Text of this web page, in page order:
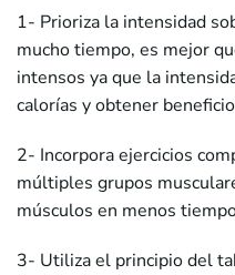
1- Prioriza la intensidad
mucho tiempo, es mejor
intensos ya que la
calorías y obtener
2- Incorpora ejercicios
múltiples grupos
músculos en menos
3- Utiliza el principio del